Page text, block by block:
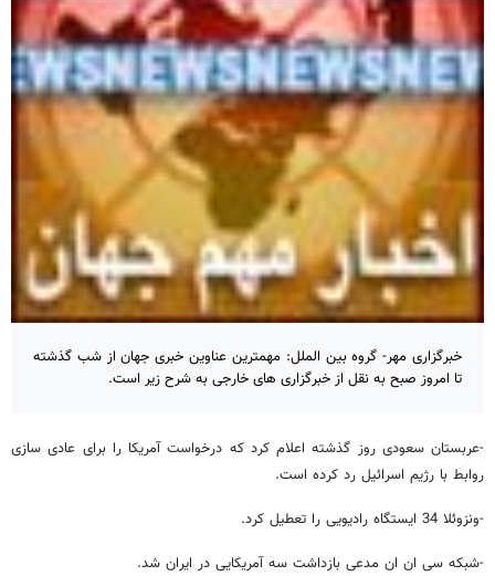
خبرگزاری مهر- گروه بین الملل: مهمترین عناوین خبری جهان از شب گذشته
تا امروز صبح به نقل از خبرگزاری های خارجی به شرح زیر است.
-عربستان سعودی روز گذشته اعلام کرد که درخواست آمریکا را برای عادی سازی
روابط با رژیم اسرائیل رد کرده است.
-ونزوئلا 34 ایستگاه رادیویی را تعطیل کرد.
-شبکه سی ان ان مدعی بازداشت سه آمریکایی در ایران شد.